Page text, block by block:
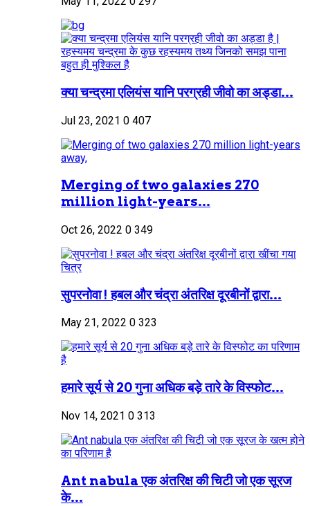
क्या चन्द्रमा एलियंस यानि परग्रही जीवो का अड्डा...
Jul 23, 2021 0 407
Merging of two galaxies 270
million light-years...
Oct 26, 2022 0 349
सुपरनोवा ! हबल और चंद्रा अंतरिक्ष दूरबीनों द्वारा...
May 21, 2022 0 323
हमारे सूर्य से 20 गुना अधिक बड़े तारे के विस्फोट...
Nov 14, 2021 0 313
Ant nabula एक अंतरिक्ष की चिटी जो एक सूरज
के...